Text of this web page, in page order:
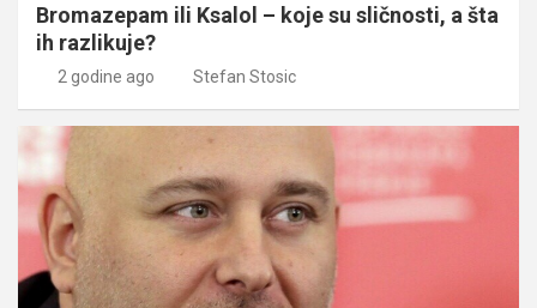
Bromazepam ili Ksalol – koje su sličnosti, a šta
ih razlikuje?
2 godine ago Stefan Stosic